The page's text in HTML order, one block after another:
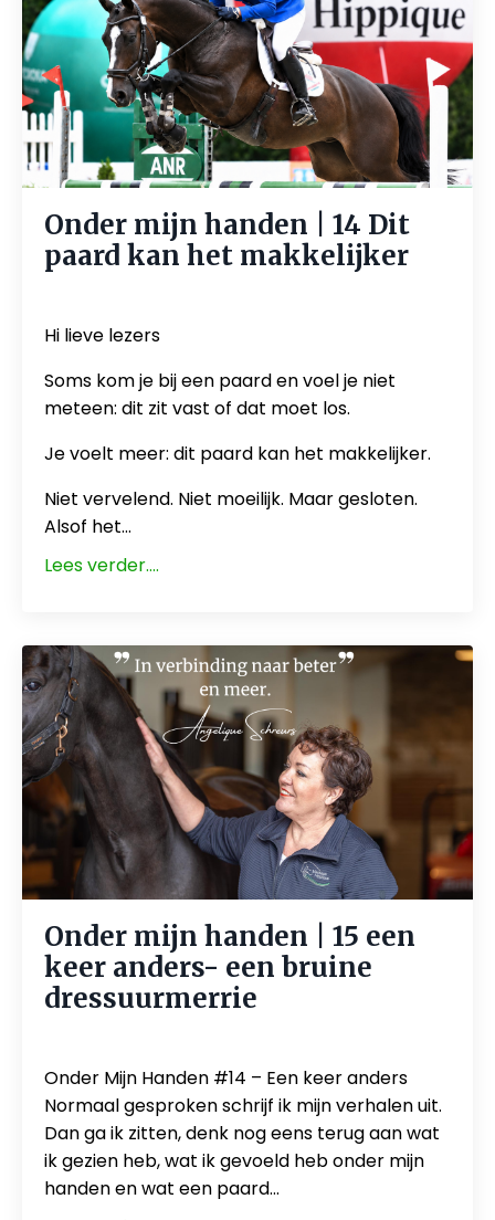
Onder mijn handen | 14 Dit
paard kan het makkelijker
Hi lieve lezers
Soms kom je bij een paard en voel je niet
meteen: dit zit vast of dat moet los.
Je voelt meer: dit paard kan het makkelijker.
Niet vervelend. Niet moeilijk. Maar gesloten.
Alsof het...
Lees verder....
Onder mijn handen | 15 een
keer anders- een bruine
dressuurmerrie
Onder Mijn Handen #14 – Een keer anders
Normaal gesproken schrijf ik mijn verhalen uit.
Dan ga ik zitten, denk nog eens terug aan wat
ik gezien heb, wat ik gevoeld heb onder mijn
handen en wat een paard...